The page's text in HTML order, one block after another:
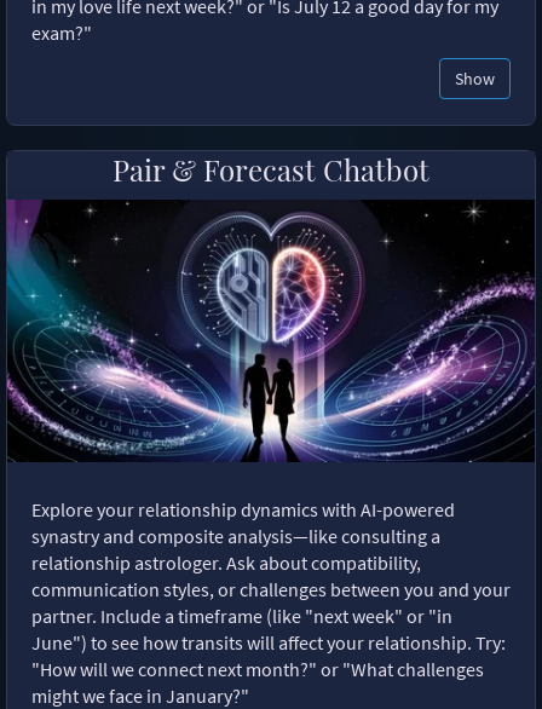
in my love life next week?" or "Is July 12 a good day for my
exam?"
Show
Pair & Forecast Chatbot
Explore your relationship dynamics with AI-powered
synastry and composite analysis—like consulting a
relationship astrologer. Ask about compatibility,
communication styles, or challenges between you and your
partner. Include a timeframe (like "next week" or "in
June") to see how transits will affect your relationship. Try:
"How will we connect next month?" or "What challenges
might we face in January?"